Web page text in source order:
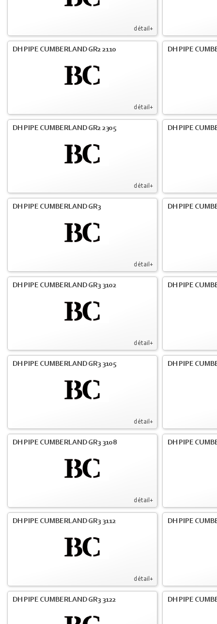
détail+
détail+
DH PIPE CUMBERLAND GR2 2110 DH PIPE
détail+
DH PIPE CUMBERLAND GR2 2305 DH PIPE
détail+
DH PIPE CUMBERLAND GR3 DH PIPE
détail+
DH PIPE CUMBERLAND GR3 3102 DH PIPE
détail+
DH PIPE CUMBERLAND GR3 3105 DH PIPE
détail+
DH PIPE CUMBERLAND GR3 3108 DH PIPE
détail+
DH PIPE CUMBERLAND GR3 3112 DH PIPE
DH PIPE CUMBERLAND GR3 3122 DH PIPE